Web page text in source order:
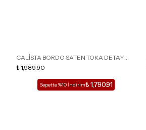
CALİSTA BORDO SATEN TOKA DETAY
SİVRİ BURUN KADIN TOPUKLU TERLİK
₺ 1,989.90
Sepette %10 İndirim₺ 1,790.91